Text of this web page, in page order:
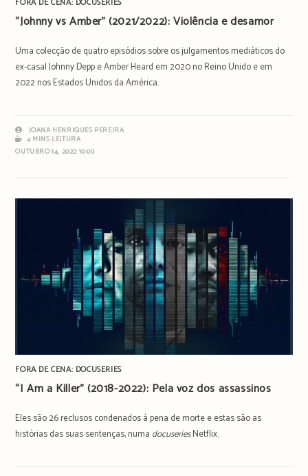
“Johnny vs Amber” (2021/2022): Violência e desamor
Uma colecção de quatro episódios sobre os julgamentos mediáticos do
ex-casal Johnny Depp e Amber Heard em 2020 no Reino Unido e em
2022 nos Estados Unidos da América.
JOANA HENRIQUES PEREIRA
4 MINS LEITURA
OUTUBRO 14, 2022 10:00
FORA DE CENA: DOCUSERIES
“I Am a Killer” (2018-2022): Pela voz dos assassinos
Eles são 26 reclusos condenados à pena de morte e estas são as
histórias das suas sentenças, numa docuseriesNetflix.